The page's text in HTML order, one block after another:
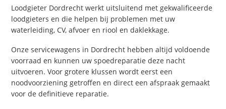
Loodgieter Dordrecht werkt uitsluitend met gekwalificeerde
loodgieters en die helpen bij problemen met uw
waterleiding, CV, afvoer en riool en daklekkage.
Onze servicewagens in Dordrecht hebben altijd voldoende
voorraad en kunnen uw spoedreparatie deze nacht
uitvoeren. Voor grotere klussen wordt eerst een
noodvoorziening getroffen en direct een afspraak gemaakt
voor de definitieve reparatie.